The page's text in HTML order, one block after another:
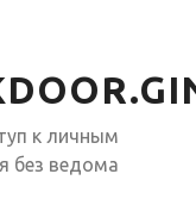
к личным
без ведома